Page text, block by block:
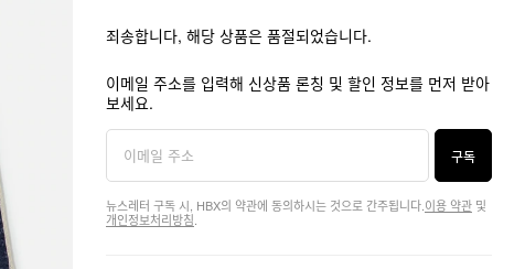
죄송합니다, 해당 상품은 품절되었습니다.
이메일 주소를 입력해 신상품 론칭 및 할인 정보를 먼저 받아
보세요.
구독
뉴스레터 구독 시, HBX의 약관에 동의하시는 것으로 간주됩니다. 이용 약관 및
개인정보처리방침